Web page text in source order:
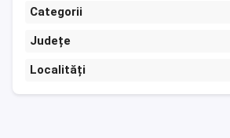
Categorii
Județe
Localități